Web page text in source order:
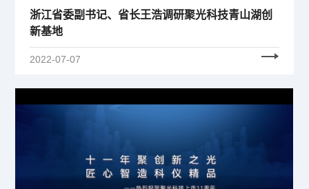
浙江省委副书记、省长王浩调研聚光科技青山湖创
新基地
2022-07-07